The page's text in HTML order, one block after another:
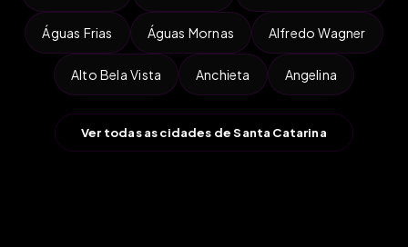
Águas Frias Águas Mornas Alfredo Wagner
Alto Bela Vista Anchieta Angelina
Ver todas as cidades de Santa Catarina